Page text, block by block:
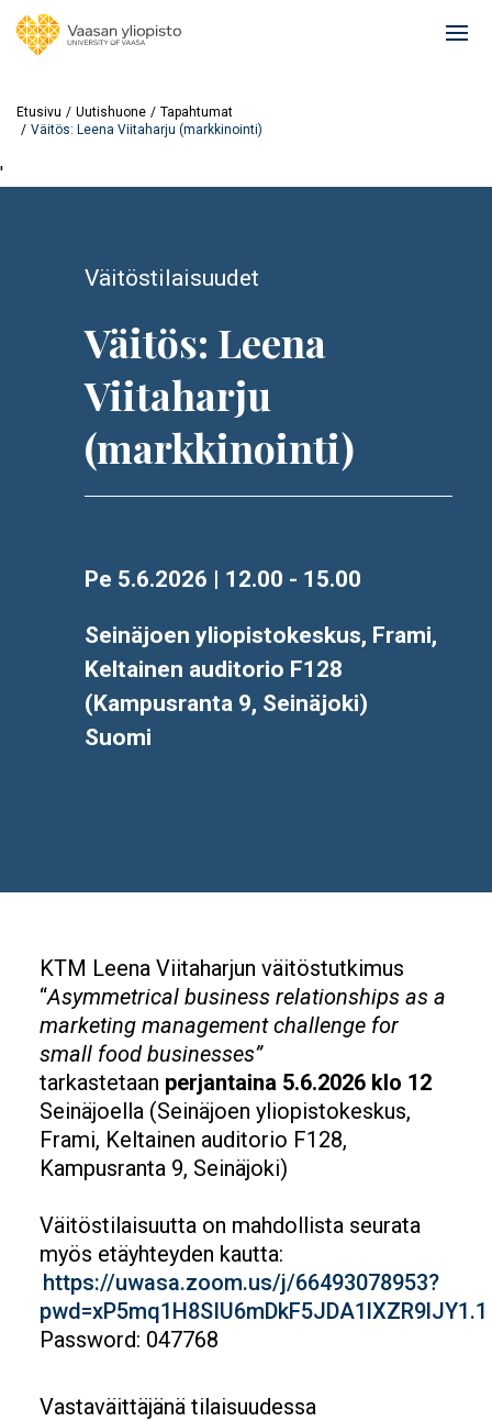
Etusivu Uutishuone
Tapahtumat
Väitös: Leena Viitaharju (markkinointi)
'
Väitöstilaisuudet
Väitös: Leena
Viitaharju
(markkinointi)
Aika
Pe 5.6.2026 | 12.00 - 15.00
Location
Seinäjoen yliopistokeskus, Frami,
Keltainen auditorio F128
(Kampusranta 9, Seinäjoki)
Suomi
KTM Leena Viitaharjun väitöstutkimus
“Asymmetrical business relationships as a
marketing management challenge for
small food businesses”
tarkastetaan perjantaina 5.6.2026 klo 12
Seinäjoella (Seinäjoen yliopistokeskus,
Frami, Keltainen auditorio F128,
Kampusranta 9, Seinäjoki)
Väitöstilaisuutta on mahdollista seurata
myös etäyhteyden kautta:
https://uwasa.zoom.us/j/66493078953?
pwd=xP5mq1H8SIU6mDkF5JDA1lXZR9lJY1.1
Password: 047768
Vastaväittäjänä tilaisuudessa